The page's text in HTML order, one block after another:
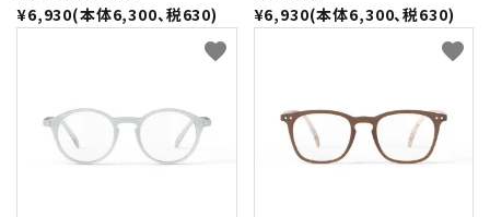
¥6,930(本体6,300、税630)
¥6,930(本体6,300、税630)
favorite favorite